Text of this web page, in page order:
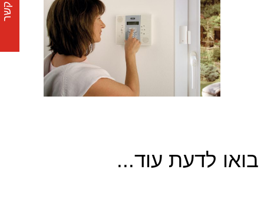
בואו לדעת עוד...